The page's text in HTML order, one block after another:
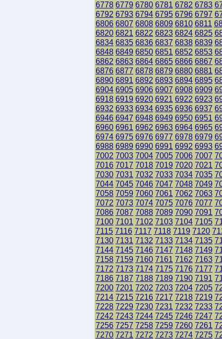
6778 6779 6780 6781 6782 6783
6792 6793 6794 6795 6796 6797
6806 6807 6808 6809 6810 6811
6820 6821 6822 6823 6824 6825
6834 6835 6836 6837 6838 6839
6848 6849 6850 6851 6852 6853
6862 6863 6864 6865 6866 6867
6876 6877 6878 6879 6880 6881
6890 6891 6892 6893 6894 6895
6904 6905 6906 6907 6908 6909
6918 6919 6920 6921 6922 6923
6932 6933 6934 6935 6936 6937
6946 6947 6948 6949 6950 6951
6960 6961 6962 6963 6964 6965
6974 6975 6976 6977 6978 6979
6988 6989 6990 6991 6992 6993
7002 7003 7004 7005 7006 7007
7016 7017 7018 7019 7020 7021
7030 7031 7032 7033 7034 7035
7044 7045 7046 7047 7048 7049
7058 7059 7060 7061 7062 7063
7072 7073 7074 7075 7076 7077
7086 7087 7088 7089 7090 7091
7100 7101 7102 7103 7104 7105
7115 7116 7117 7118 7119 7120
7130 7131 7132 7133 7134 7135
7144 7145 7146 7147 7148 7149
7158 7159 7160 7161 7162 7163
7172 7173 7174 7175 7176 7177
7186 7187 7188 7189 7190 7191
7200 7201 7202 7203 7204 7205
7214 7215 7216 7217 7218 7219
7228 7229 7230 7231 7232 7233
7242 7243 7244 7245 7246 7247
7256 7257 7258 7259 7260 7261
7270 7271 7272 7273 7274 7275